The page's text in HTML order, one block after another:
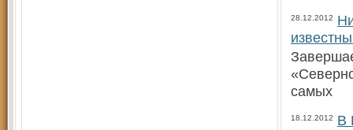
28.12.2012
самых
18.12.2012
В